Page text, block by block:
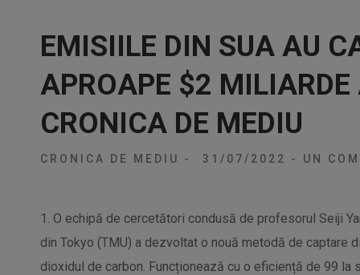
EMISIILE DIN SUA AU
APROAPE $2
CRONICA DE MEDIU
CRONICA DE MEDIU - 31/07/2022 - UN
1. O echipă de cercetători condusă de profesorul Seiji
din Tokyo (TMU) a dezvoltat o nouă metodă de captare
dioxidul de carbon. Funcționează cu o eficiență de 99 la